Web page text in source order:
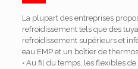
La plupart des entreprises
refroidissement tels que des
refroidissement supérieurs et
eau EMP et un boîtier de
• Au fil du temps, les flexibles